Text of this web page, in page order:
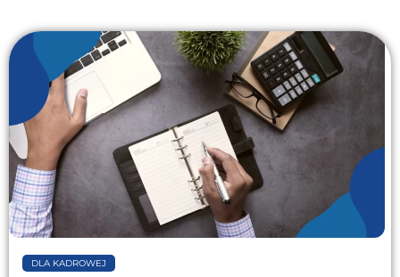
DLA KADROWEJ